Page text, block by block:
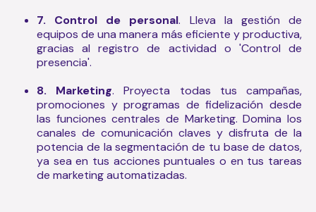
7. Control de personal. Lleva la gestión de
equipos de una manera más eficiente y productiva,
gracias al registro de actividad o 'Control de
presencia'.
8. Marketing. Proyecta todas tus campañas,
promociones y programas de fidelización desde
las funciones centrales de Marketing. Domina los
canales de comunicación claves y disfruta de la
potencia de la segmentación de tu base de datos,
ya sea en tus acciones puntuales o en tus tareas
de marketing automatizadas.